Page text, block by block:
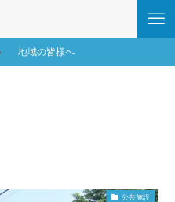
地域の皆様へ
公共施設